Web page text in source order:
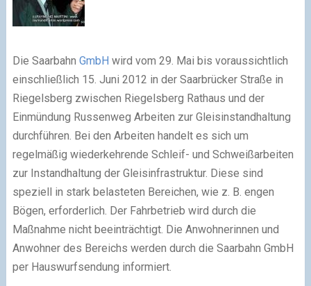
Die Saarbahn GmbH wird vom 29. Mai bis voraussichtlich
einschließlich 15. Juni 2012 in der Saarbrücker Straße in
Riegelsberg zwischen Riegelsberg Rathaus und der
Einmündung Russenweg Arbeiten zur Gleisinstandhaltung
durchführen. Bei den Arbeiten handelt es sich um
regelmäßig wiederkehrende Schleif- und Schweißarbeiten
zur Instandhaltung der Gleisinfrastruktur. Diese sind
speziell in stark belasteten Bereichen, wie z. B. engen
Bögen, erforderlich. Der Fahrbetrieb wird durch die
Maßnahme nicht beeinträchtigt. Die Anwohnerinnen und
Anwohner des Bereichs werden durch die Saarbahn GmbH
per Hauswurfsendung informiert.